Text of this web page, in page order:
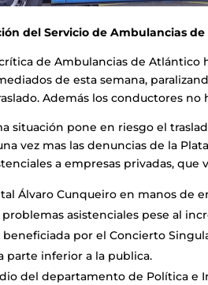
del Servicio de Ambulancias
de Ambulancias de Atlántico
de esta semana,
Además los conductores
situación pone en riesgo el
vez mas las denuncias de la
a empresas privadas,
Álvaro Cunqueiro en manos de
asistenciales pese al
beneficiada por el Concierto
parte inferior a la publica.
del departamento de Política e